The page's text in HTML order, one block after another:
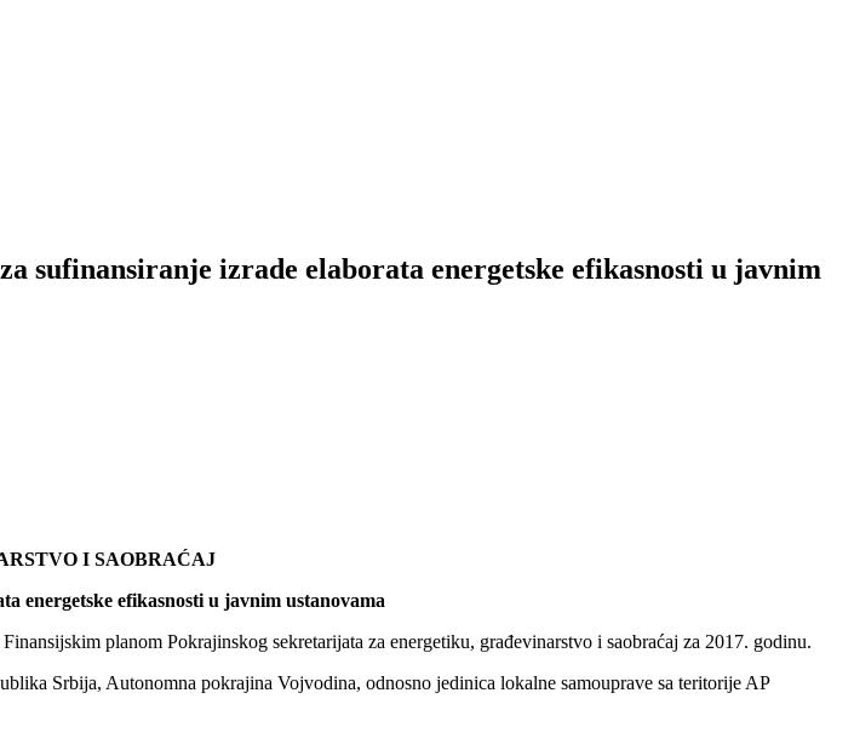
sufinansiranje izrade elaborata energetske efikasnosti u javnim
I SAOBRAĆAJ
energetske efikasnosti u javnim ustanovama
planom Pokrajinskog sekretarijata za energetiku, građevinarstvo i saobraćaj za 2017. godinu.
Srbija, Autonomna pokrajina Vojvodina, odnosno jedinica lokalne samouprave sa teritorije AP